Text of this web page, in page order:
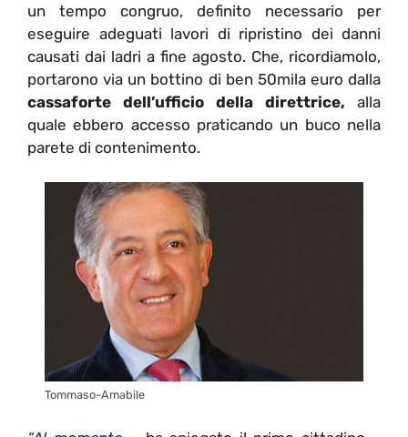
un tempo congruo, definito necessario per
eseguire adeguati lavori di ripristino dei danni
causati dai ladri a fine agosto. Che, ricordiamolo,
portarono via un bottino di ben 50mila euro dalla
cassaforte dell’ufficio della direttrice, alla
quale ebbero accesso praticando un buco nella
parete di contenimento.
Tommaso-Amabile